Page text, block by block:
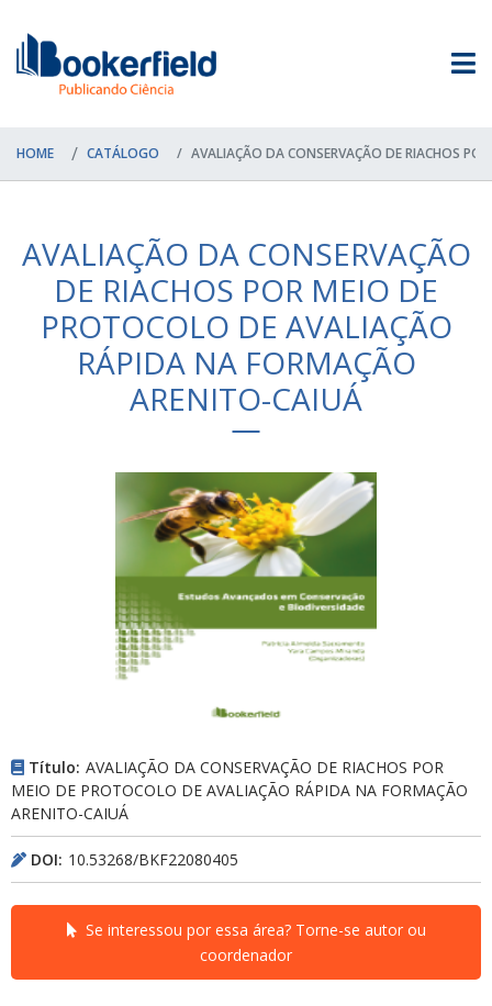
HOME CATÁLOGO AVALIAÇÃO DA CONSERVAÇÃO DE RIACHOS
AVALIAÇÃO DA CONSERVAÇÃO
DE RIACHOS POR MEIO DE
PROTOCOLO DE AVALIAÇÃO
RÁPIDA NA FORMAÇÃO
ARENITO-CAIUÁ
Título: AVALIAÇÃO DA CONSERVAÇÃO DE RIACHOS POR
MEIO DE PROTOCOLO DE AVALIAÇÃO RÁPIDA NA FORMAÇÃO
ARENITO-CAIUÁ
DOI: 10.53268/BKF22080405
Se interessou por essa área? Torne-se autor ou
coordenador